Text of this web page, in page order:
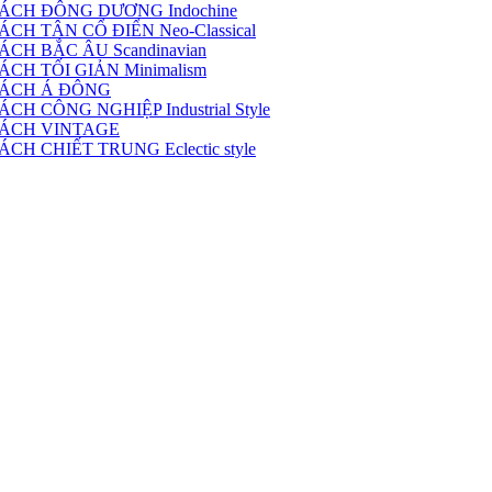
ĐÔNG DƯƠNG Indochine
TÂN CỔ ĐIỂN Neo-Classical
BẮC ÂU Scandinavian
TỐI GIẢN Minimalism
Á ĐÔNG
CÔNG NGHIỆP Industrial Style
VINTAGE
CHIẾT TRUNG Eclectic style